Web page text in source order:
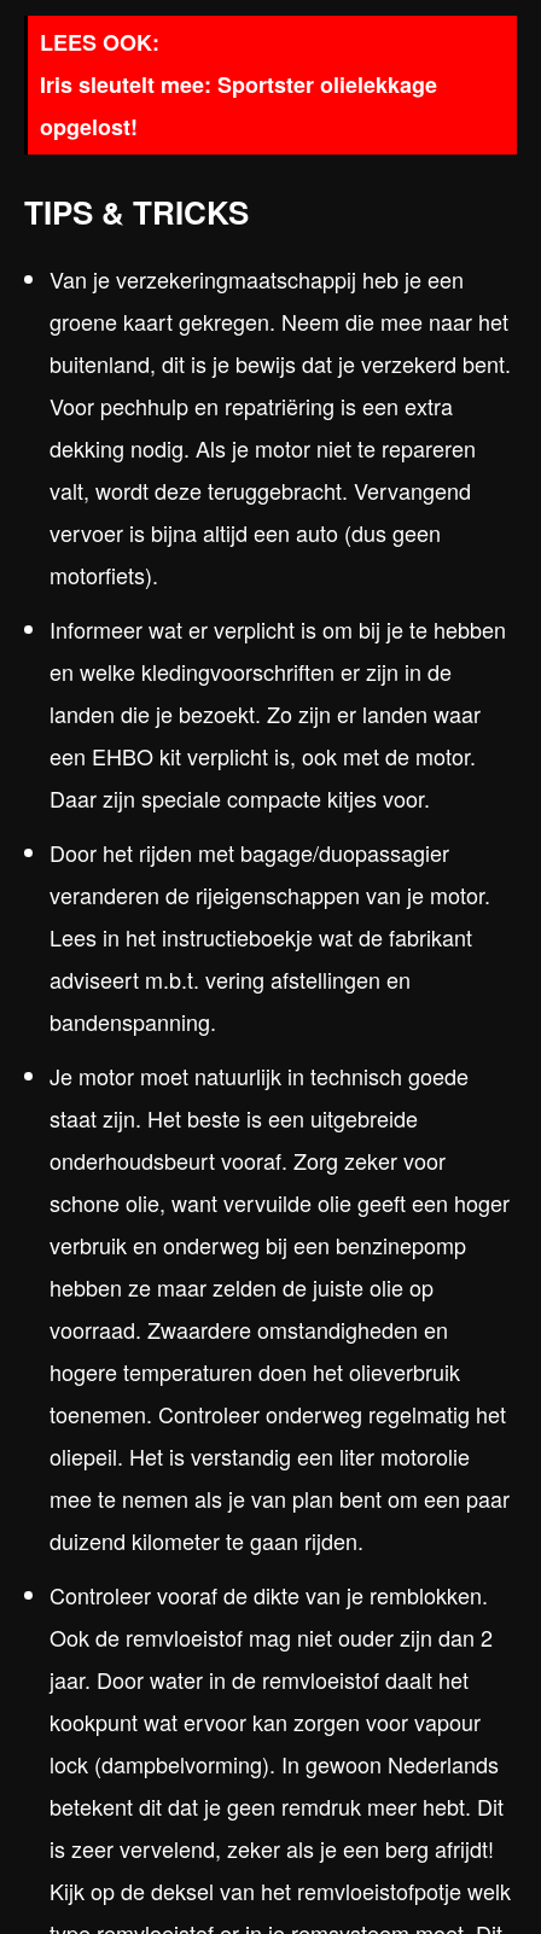
Iris sleutelt mee: Sportster olielekkage
opgelost!
TIPS & TRICKS
Van je verzekeringmaatschappij heb je een
groene kaart gekregen. Neem die mee naar het
buitenland, dit is je bewijs dat je verzekerd bent.
Voor pechhulp en repatriëring is een extra
dekking nodig. Als je motor niet te repareren
valt, wordt deze teruggebracht. Vervangend
vervoer is bijna altijd een auto (dus geen
motorfiets).
Informeer wat er verplicht is om bij je te hebben
en welke kledingvoorschriften er zijn in de
landen die je bezoekt. Zo zijn er landen waar
een EHBO kit verplicht is, ook met de motor.
Daar zijn speciale compacte kitjes voor.
Door het rijden met bagage/duopassagier
veranderen de rijeigenschappen van je motor.
Lees in het instructieboekje wat de fabrikant
adviseert m.b.t. vering afstellingen en
bandenspanning.
Je motor moet natuurlijk in technisch goede
staat zijn. Het beste is een uitgebreide
onderhoudsbeurt vooraf. Zorg zeker voor
schone olie, want vervuilde olie geeft een hoger
verbruik en onderweg bij een benzinepomp
hebben ze maar zelden de juiste olie op
voorraad. Zwaardere omstandigheden en
hogere temperaturen doen het olieverbruik
toenemen. Controleer onderweg regelmatig het
oliepeil. Het is verstandig een liter motorolie
mee te nemen als je van plan bent om een paar
duizend kilometer te gaan rijden.
Controleer vooraf de dikte van je remblokken.
Ook de remvloeistof mag niet ouder zijn dan 2
jaar. Door water in de remvloeistof daalt het
kookpunt wat ervoor kan zorgen voor vapour
lock (dampbelvorming). In gewoon Nederlands
betekent dit dat je geen remdruk meer hebt. Dit
is zeer vervelend, zeker als je een berg afrijdt!
Kijk op de deksel van het remvloeistofpotje welk